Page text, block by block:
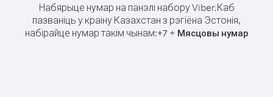
Набярыце нумар на панэлі набору Viber.Каб
пазваніць у краіну Казахстан з рэгіёна Эстонія,
набірайце нумар такім чынам:+7+ Мясцовы нумар